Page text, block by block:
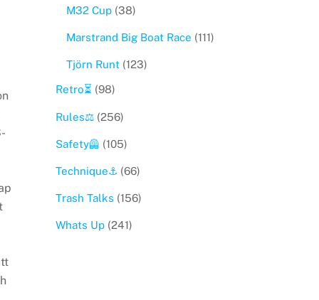
M32 Cup(38)
Marstrand Big Boat Race (111)
Tjörn Runt(123)
Retro⏳(98)
Rules⚖️(256)
Safety🦺 (105)
Technique⚓️ (66)
Trash Talks (156)
Whats Up(241)